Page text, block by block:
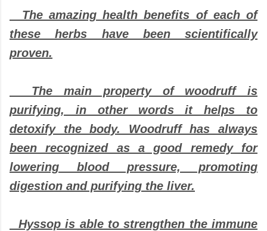
The amazing health benefits of each of
these herbs have been scientifically
proven.
The main property of woodruff is
purifying, in other words it helps to
detoxify the body. Woodruff has always
been recognized as a good remedy for
lowering blood pressure, promoting
digestion and purifying the liver.
Hyssop is able to strengthen the immune